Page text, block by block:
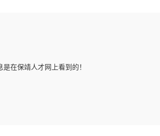
在保靖人才网上看到的！